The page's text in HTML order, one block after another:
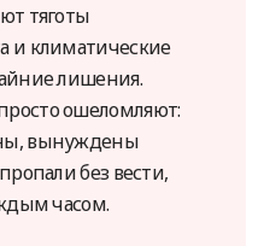
тяготы
и климатические
лишения.
ошеломляют:
вынуждены
без вести,
часом.